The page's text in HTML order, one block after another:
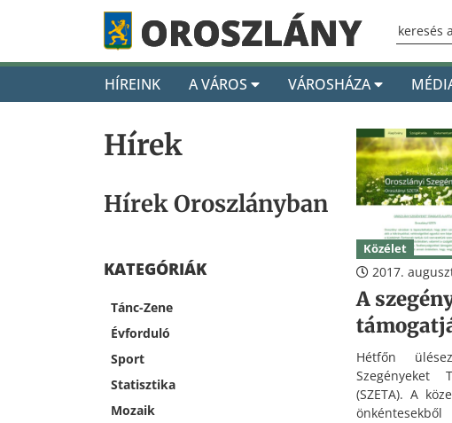
HÍREINK A VÁROS VÁROSHÁZA
Hírek
Hírek Oroszlányban
KATEGÓRIÁK
Tánc-Zene
Évforduló
Sport
Statisztika
Mozaik
Közélet
2017.
A
Hétfőn
Szegényeket
(SZETA). A